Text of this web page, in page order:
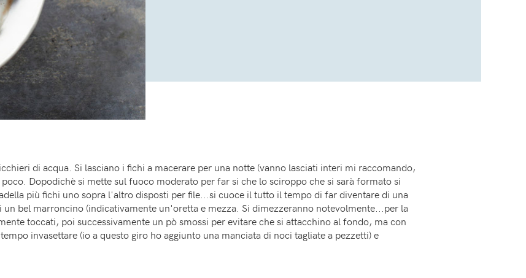
di acqua. Si lasciano i fichi a macerare per una notte (vanno lasciati interi mi raccomando,
Dopodichè si mette sul fuoco moderato per far si che lo sciroppo che si sarà formato si
più fichi uno sopra l'altro disposti per file...si cuoce il tutto il tempo di far diventare di una
bel marroncino (indicativamente un'oretta e mezza. Si dimezzeranno notevolmente...per la
toccati, poi successivamente un pò smossi per evitare che si attacchino al fondo, ma con
invasettare (io a questo giro ho aggiunto una manciata di noci tagliate a pezzetti) e